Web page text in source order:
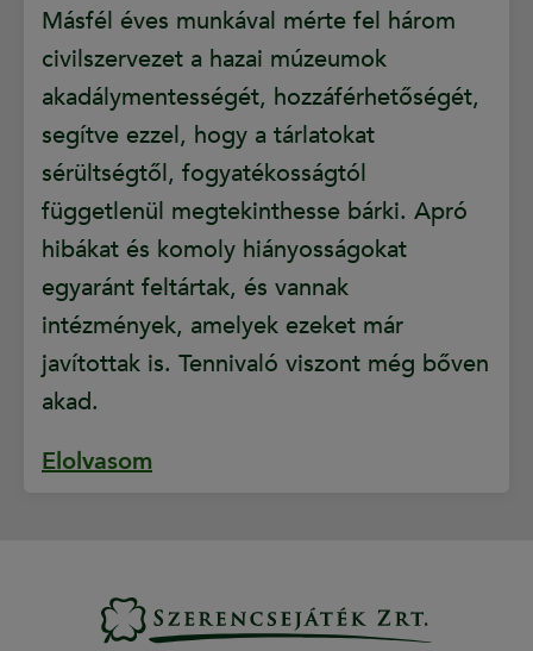
Másfél éves munkával mérte fel három
civilszervezet a hazai múzeumok
akadálymentességét, hozzáférhetőségét,
segítve ezzel, hogy a tárlatokat
sérültségtől, fogyatékosságtól
függetlenül megtekinthesse bárki. Apró
hibákat és komoly hiányosságokat
egyaránt feltártak, és vannak
intézmények, amelyek ezeket már
javítottak is. Tennivaló viszont még bőven
akad.
Elolvasom